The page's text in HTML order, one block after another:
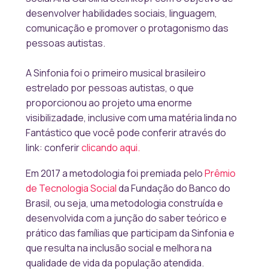
desenvolver habilidades sociais, linguagem,
comunicação e promover o protagonismo das
pessoas autistas.
A Sinfonia foi o primeiro musical brasileiro
estrelado por pessoas autistas, o que
proporcionou ao projeto uma enorme
visibilizadade, inclusive com uma matéria linda no
Fantástico que você pode conferir através do
link: conferirclicando aqui.
Em 2017 a metodologia foi premiada peloPrêmio
de Tecnologia Socialda Fundação do Banco do
Brasil, ou seja, uma metodologia construída e
desenvolvida com a junção do saber teórico e
prático das famílias que participam da Sinfonia e
que resulta na inclusão social e melhora na
qualidade de vida da população atendida.